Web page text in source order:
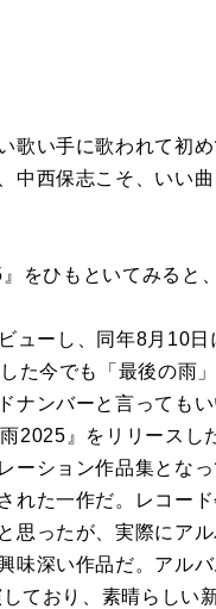
歌い手に歌われて初
中西保志こそ、いい
』をひもといてみると
ューし、同年8月 10
た今でも「最後の雨
ナンバーと言っても
2025』をリリースし
ーション作品集となっ
れた一作だ。レコー
思ったが、実際にア
味深い作品だ。アル
ており、素晴らしい